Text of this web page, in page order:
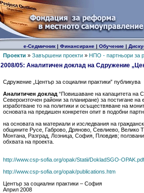
е-Седмичник| Финансиране| Обучение|
Проекти » Завършени проекти» НПО - партньори за
2008/05: Аналитичен доклад на Сдружение
Сдружение „Център за социални практики” публикува
Аналитичен доклад “Повишаване на капацитета на
Североизточен райони за планиране) за постигане
изработване то на политики и осъществяване на
основата на предишен конкретен опит в подобни
на основата на материали и изследвания на
общините Русе, Габрово, Дряново, Севлиево, Велико
Монтана, Разград, Лозница, София, Пловдив;
обхвата на проекта.
http://www.csp-sofia.org/opak/Statii/DokladSGO-OPAK.pdf
http://www.csp-sofia.org/opak/publications.htm
Център за социални практики – София
Април 2008